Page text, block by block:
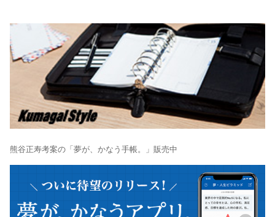
熊谷正寿考案の「夢が、かなう手帳。」販売中